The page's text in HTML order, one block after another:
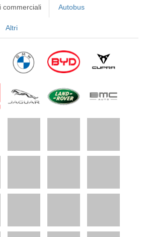
commerciali Autobus
Altri